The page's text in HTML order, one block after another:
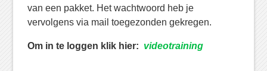
van een pakket. Het wachtwoord heb je
vervolgens via mail toegezonden gekregen.
Om in te loggen klik hier: videotraining